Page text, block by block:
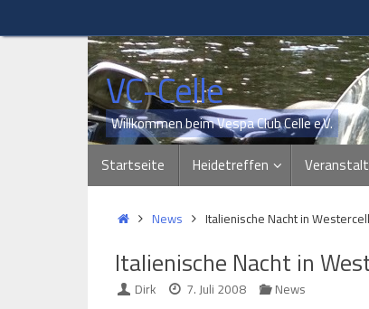
Inhalt
VC-Celle
Willkommen beim Vespa Club Celle e.V.
Inhalt
springen
Startseite Heidetreffen
StartNews Italienische Nacht in
Italienische Nacht in
Dirk 7. Juli 2008 News